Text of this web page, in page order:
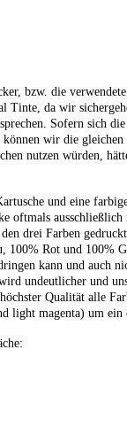
bzw. die
da wir
Sofern sich
wir die gleichen
nutzen würden,
und eine
oftmals
drei Farben
100% Rot und 100%
kann und auch
undeutlicher und
Qualität alle
magenta) um ein